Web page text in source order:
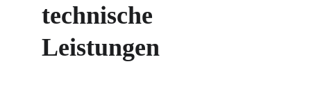
technische
Leistungen